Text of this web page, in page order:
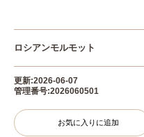
ロシアンモルモット
更新:2026-06-07
管理番号:2026060501
お気に入りに追加